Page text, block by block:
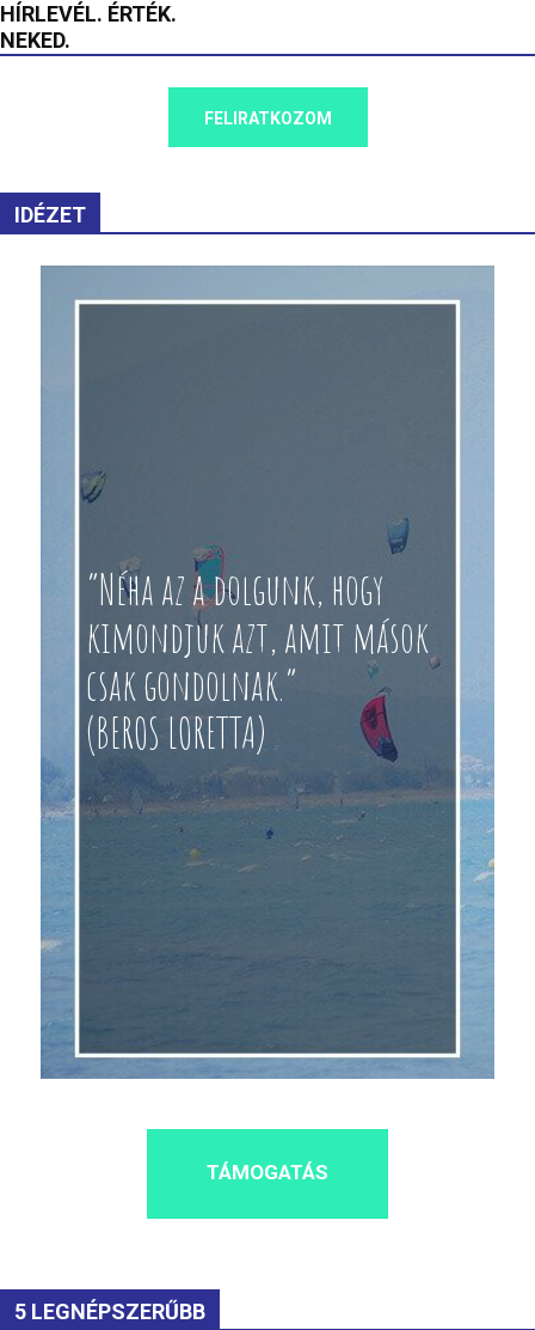
HÍRLEVÉL. ÉRTÉK.
NEKED.
FELIRATKOZOM
IDÉZET
“Néha az a dolgunk, hogy
kimondjuk azt, amit mások
csak gondolnak.”
(BEROS LORETTA)
TÁMOGATÁS
5 LEGNÉPSZERŰBB